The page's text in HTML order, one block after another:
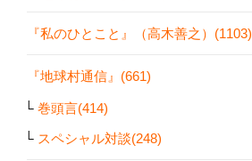
『私のひとこと』（高木善之）(1103)
『地球村通信』(661)
巻頭言(414)
スペシャル対談(248)